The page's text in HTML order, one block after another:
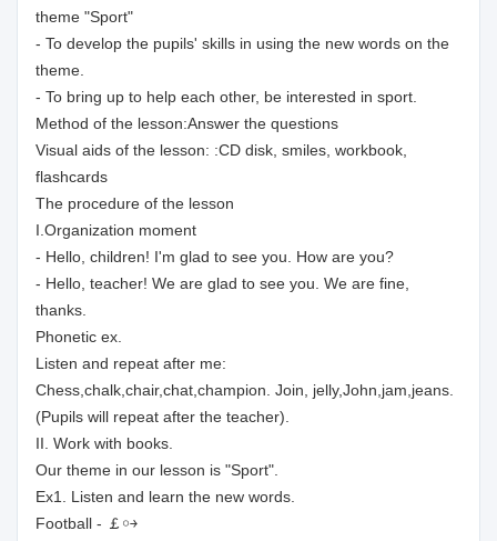
theme "Sport"
- To develop the pupils' skills in using the new words on the
theme.
- To bring up to help each other, be interested in sport.
Method of the lesson:Answer the questions
Visual aids of the lesson: :CD disk, smiles, workbook,
flashcards
The procedure of the lesson
I.Organization moment
- Hello, children! I'm glad to see you. How are you?
- Hello, teacher! We are glad to see you. We are fine,
thanks.
Phonetic ex.
Listen and repeat after me:
Chess,chalk,chair,chat,champion. Join, jelly,John,jam,jeans.
(Pupils will repeat after the teacher).
II. Work with books.
Our theme in our lesson is "Sport".
Ex1. Listen and learn the new words.
Football - ￴￳￲￡￮￫